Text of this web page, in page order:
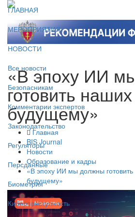
ГЛАВНАЯ
МЕРОПРИЯТИЯ
НОВОСТИ
Все новости
Безопасникам
Комментарии экспертов
Законодательство
Регуляторы
Персданные
Биометрия
Киберпреступность
«В эпоху ИИ
готовить
будущему»
Главная
BIS Journal
Новости
Образование и кадры
«В эпоху ИИ мы должны
будущему»